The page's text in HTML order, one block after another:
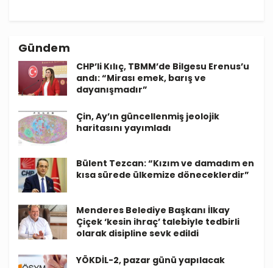
Gündem
CHP’li Kılıç, TBMM’de Bilgesu Erenus’u
andı: “Mirası emek, barış ve
dayanışmadır”
Çin, Ay’ın güncellenmiş jeolojik
haritasını yayımladı
Bülent Tezcan: “Kızım ve damadım en
kısa sürede ülkemize döneceklerdir”
Menderes Belediye Başkanı İlkay
Çiçek ‘kesin ihraç’ talebiyle tedbirli
olarak disipline sevk edildi
YÖKDİL-2, pazar günü yapılacak